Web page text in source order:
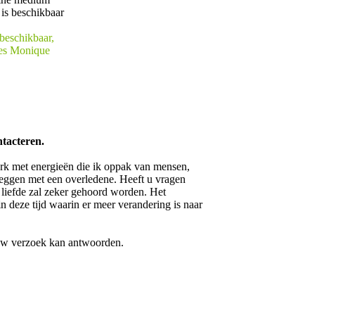
Monique
met energieën die ik oppak van mensen,
met een overledene. Heeft u vragen
zal zeker gehoord worden. Het
deze tijd waarin er meer verandering is naar
verzoek kan antwoorden.